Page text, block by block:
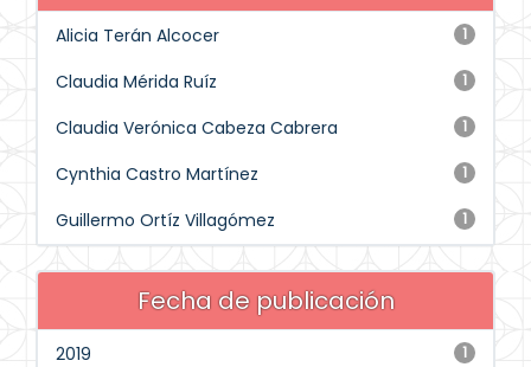
1
Alicia Terán Alcocer
1
Claudia Mérida Ruíz
1
Claudia Verónica Cabeza Cabrera
1
Cynthia Castro Martínez
1
Guillermo Ortíz Villagómez
Fecha de publicación
1
2019